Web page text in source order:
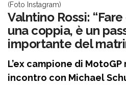
(Foto Instagram)
Valntino Rossi:
una coppia, è un
importante del
L’ex campione di
incontro con Michael